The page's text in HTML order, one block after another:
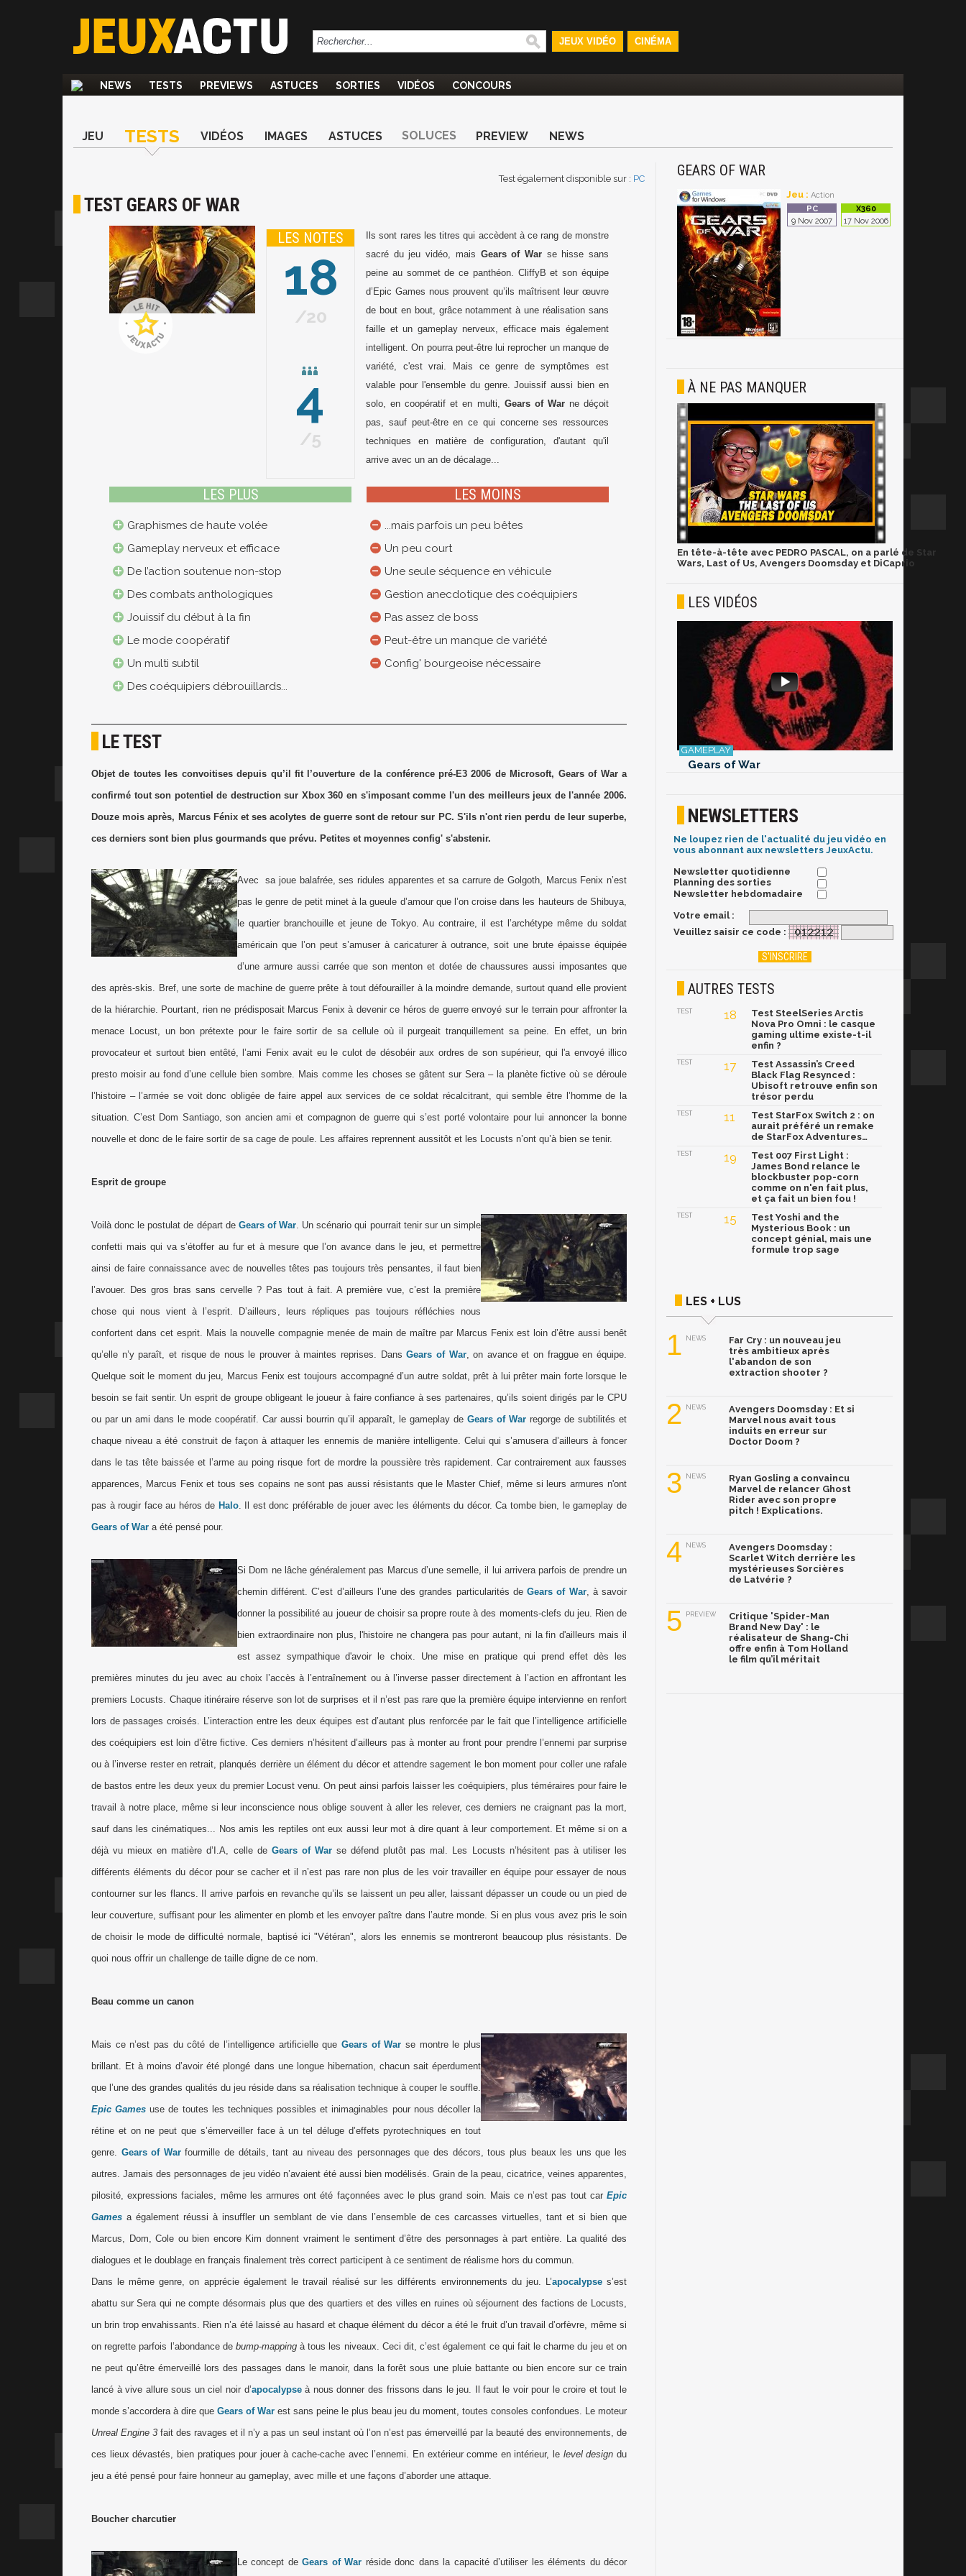
JEUX VIDÉO CINÉMA
NEWS TESTS PREVIEWS ASTUCES SORTIES VIDÉOS CONCOURS
JEU TESTS VIDÉOS IMAGES ASTUCES SOLUCES PREVIEW NEWS
Test également disponible sur : PC
TEST GEARS OF WAR
LES NOTES
18
20
4
5
Ils sont rares les titres qui accèdent à ce rang de monstre
sacré du jeu vidéo, mais Gears of Warse hisse sans
peine au sommet de ce panthéon. CliffyB et son équipe
d’Epic Games nous prouvent qu’ils maîtrisent leur œuvre
de bout en bout, grâce notamment à une réalisation sans
faille et un gameplay nerveux, efficace mais également
intelligent. On pourra peut-être lui reprocher un manque de
variété, c'est vrai. Mais ce genre de symptômes est
valable pour l'ensemble du genre. Jouissif aussi bien en
solo, en coopératif et en multi, Gears of Warne déçoit
pas, sauf peut-être en ce qui concerne ses ressources
techniques en matière de configuration, d'autant qu'il
arrive avec un an de décalage...
LES PLUS
Graphismes de haute volée
Gameplay nerveux et efficace
De l’action soutenue non-stop
Des combats anthologiques
Jouissif du début à la fin
Le mode coopératif
Un multi subtil
Des coéquipiers débrouillards...
LES MOINS
...mais parfois un peu bêtes
Un peu court
Une seule séquence en véhicule
Gestion anecdotique des coéquipiers
Pas assez de boss
Peut-être un manque de variété
Config' bourgeoise nécessaire
LE TEST
Objet de toutes les convoitises depuis qu’il fit l’ouverture de la conférence pré-E3 2006 de Microsoft, Gears of War a
confirmé tout son potentiel de destruction sur Xbox 360 en s'imposant comme l'un des meilleurs jeux de l'année 2006.
Douze mois après, Marcus Fénix et ses acolytes de guerre sont de retour sur PC. S'ils n'ont rien perdu de leur superbe,
ces derniers sont bien plus gourmands que prévu. Petites et moyennes config' s'abstenir.
Avec
sa joue balafrée, ses ridules apparentes et sa carrure de Golgoth, Marcus Fenix n’est
pas le genre de petit minet à la gueule d’amour que l’on croise dans les hauteurs de Shibuya,
le quartier branchouille et jeune de Tokyo. Au contraire, il est l’archétype même du soldat
américain que l’on peut s’amuser à caricaturer à outrance, soit une brute épaisse équipée
d’une armure aussi carrée que son menton et dotée de chaussures aussi imposantes que
des après-skis. Bref, une sorte de machine de guerre prête à tout défourailler à la moindre demande, surtout quand elle provient
de la hiérarchie. Pourtant, rien ne prédisposait Marcus Fenix à devenir ce héros de guerre envoyé sur le terrain pour affronter la
menace Locust, un bon prétexte pour le faire sortir de sa cellule où il purgeait tranquillement sa peine. En effet, un brin
provocateur et surtout bien entêté, l’ami Fenix avait eu le culot de désobéir aux ordres de son supérieur, qui l'a envoyé illico
presto moisir au fond d’une cellule bien sombre. Mais comme les choses se gâtent sur Sera – la planète fictive où se déroule
l’histoire – l’armée se voit donc obligée de faire appel aux services de ce soldat récalcitrant, qui semble être l’homme de la
situation. C’est Dom Santiago, son ancien ami et compagnon de guerre qui s’est porté volontaire pour lui annoncer la bonne
nouvelle et donc de le faire sortir de sa cage de poule. Les affaires reprennent aussitôt et les Locusts n’ont qu’à bien se tenir.
Esprit de groupe
Voilà donc le postulat de départ de Gears of War. Un scénario qui pourrait tenir sur un simple
confetti mais qui va s’étoffer au fur et à mesure que l’on avance dans le jeu, et permettre
ainsi de faire connaissance avec de nouvelles têtes pas toujours très pensantes, il faut bien
l’avouer. Des gros bras sans cervelle ? Pas tout à fait. A première vue, c’est la première
chose qui nous vient à l’esprit. D’ailleurs, leurs répliques pas toujours réfléchies nous
confortent dans cet esprit. Mais la nouvelle compagnie menée de main de maître par Marcus Fenix est loin d’être aussi benêt
qu’elle n’y paraît, et risque de nous le prouver à maintes reprises. DansGears of War, on avance et on fraggue en équipe.
Quelque soit le moment du jeu, Marcus Fenix est toujours accompagné d’un autre soldat, prêt à lui prêter main forte lorsque le
besoin se fait sentir. Un esprit de groupe obligeant le joueur à faire confiance à ses partenaires, qu’ils soient dirigés par le CPU
ou par un ami dans le mode coopératif. Car aussi bourrin qu’il apparaît, le gameplay de Gears of Warregorge de subtilités et
chaque niveau a été construit de façon à attaquer les ennemis de manière intelligente. Celui qui s’amusera d’ailleurs à foncer
dans le tas tête baissée et l’arme au poing risque fort de mordre la poussière très rapidement. Car contrairement aux fausses
apparences, Marcus Fenix et tous ses copains ne sont pas aussi résistants que le Master Chief, même si leurs armures n'ont
pas à rougir face au héros de Halo. Il est donc préférable de jouer avec les éléments du décor. Ca tombe bien, le gameplay de
Gears of War a été pensé pour.
Si Dom ne lâche généralement pas Marcus d’une semelle, il lui arrivera parfois de prendre un
chemin différent. C’est d’ailleurs l’une des grandes particularités deGears of War, à savoir
donner la possibilité au joueur de choisir sa propre route à des moments-clefs du jeu. Rien de
bien extraordinaire non plus, l'histoire ne changera pas pour autant, ni la fin d'ailleurs mais il
est assez sympathique d'avoir le choix. Une mise en pratique qui prend effet dès les
premières minutes du jeu avec au choix l’accès à l’entraînement ou à l’inverse passer directement à l’action en affrontant les
premiers Locusts. Chaque itinéraire réserve son lot de surprises et il n’est pas rare que la première équipe intervienne en renfort
lors de passages croisés. L’interaction entre les deux équipes est d’autant plus renforcée par le fait que l’intelligence artificielle
des coéquipiers est loin d’être fictive. Ces derniers n’hésitent d’ailleurs pas à monter au front pour prendre l’ennemi par surprise
ou à l’inverse rester en retrait, planqués derrière un élément du décor et attendre sagement le bon moment pour coller une rafale
de bastos entre les deux yeux du premier Locust venu. On peut ainsi parfois laisser les coéquipiers, plus téméraires pour faire le
travail à notre place, même si leur inconscience nous oblige souvent à aller les relever, ces derniers ne craignant pas la mort,
sauf dans les cinématiques... Nos amis les reptiles ont eux aussi leur mot à dire quant à leur comportement. Et même si on a
déjà vu mieux en matière d’I.A, celle de Gears of Warse défend plutôt pas mal. Les Locusts n’hésitent pas à utiliser les
différents éléments du décor pour se cacher et il n’est pas rare non plus de les voir travailler en équipe pour essayer de nous
contourner sur les flancs. Il arrive parfois en revanche qu’ils se laissent un peu aller, laissant dépasser un coude ou un pied de
leur couverture, suffisant pour les alimenter en plomb et les envoyer paître dans l’autre monde. Si en plus vous avez pris le soin
de choisir le mode de difficulté normale, baptisé ici "Vétéran", alors les ennemis se montreront beaucoup plus résistants. De
quoi nous offrir un challenge de taille digne de ce nom.
Beau comme un canon
Mais ce n’est pas du côté de l’intelligence artificielle que Gears of War se montre le plus
brillant. Et à moins d’avoir été plongé dans une longue hibernation, chacun sait éperdument
que l’une des grandes qualités du jeu réside dans sa réalisation technique à couper le souffle.
Epic Games use de toutes les techniques possibles et inimaginables pour nous décoller la
rétine et on ne peut que s’émerveiller face à un tel déluge d’effets pyrotechniques en tout
genre. Gears of Warfourmille de détails, tant au niveau des personnages que des décors, tous plus beaux les uns que les
autres. Jamais des personnages de jeu vidéo n’avaient été aussi bien modélisés. Grain de la peau, cicatrice, veines apparentes,
pilosité, expressions faciales, même les armures ont été façonnées avec le plus grand soin. Mais ce n’est pas tout car Epic
Games a également réussi à insuffler un semblant de vie dans l’ensemble de ces carcasses virtuelles, tant et si bien que
Marcus, Dom, Cole ou bien encore Kim donnent vraiment le sentiment d’être des personnages à part entière. La qualité des
dialogues et le doublage en français finalement très correct participent à ce sentiment de réalisme hors du commun.
Dans le même genre, on apprécie également le travail réalisé sur les différents environnements du jeu. L’apocalypses’est
abattu sur Sera qui ne compte désormais plus que des quartiers et des villes en ruines où séjournent des factions de Locusts,
un brin trop envahissants. Rien n’a été laissé au hasard et chaque élément du décor a été le fruit d’un travail d’orfèvre, même si
on regrette parfois l’abondance de bump-mappingà tous les niveaux. Ceci dit, c’est également ce qui fait le charme du jeu et on
ne peut qu’être émerveillé lors des passages dans le manoir, dans la forêt sous une pluie battante ou bien encore sur ce train
lancé à vive allure sous un ciel noir d’apocalypseà nous donner des frissons dans le jeu. Il faut le voir pour le croire et tout le
monde s’accordera à dire que Gears of War est sans peine le plus beau jeu du moment, toutes consoles confondues. Le moteur
Unreal Engine 3 fait des ravages et il n’y a pas un seul instant où l’on n’est pas émerveillé par la beauté des environnements, de
ces lieux dévastés, bien pratiques pour jouer à cache-cache avec l’ennemi. En extérieur comme en intérieur, le level design du
jeu a été pensé pour faire honneur au gameplay, avec mille et une façons d’aborder une attaque.
Boucher charcutier
Le concept deGears of War réside donc dans la capacité d’utiliser les éléments du décor
GEARS OF WAR
Jeu : Action
9 Nov 2007 17 Nov 2006
À NE PAS MANQUER
En tête-à-tête avec PEDRO PASCAL, on a parlé de Star
Wars, Last of Us, Avengers Doomsday et DiCaprio
LES VIDÉOS
Gears of War
NEWSLETTERS
Ne loupez rien de l'actualité du jeu vidéo en
vous abonnant aux newsletters JeuxActu.
Newsletter quotidienne
Planning des sorties
Newsletter hebdomadaire
Votre email :
Veuillez saisir ce code :
AUTRES TESTS
TEST 18
Test SteelSeries Arctis
Nova Pro Omni : le casque
gaming ultime existe-t-il
enfin ?
TEST 17
Test Assassin’s Creed
Black Flag Resynced :
Ubisoft retrouve enfin son
trésor perdu
TEST 11
Test StarFox Switch 2 : on
aurait préféré un remake
de StarFox Adventures…
TEST 19
Test 007 First Light :
James Bond relance le
blockbuster pop-corn
comme on n'en fait plus,
et ça fait un bien fou !
TEST 15
Test Yoshi and the
Mysterious Book : un
concept génial, mais une
formule trop sage
LES + LUS
1 NEWS
Far Cry : un nouveau jeu
très ambitieux après
l'abandon de son
extraction shooter ?
2 NEWS
Avengers Doomsday : Et si
Marvel nous avait tous
induits en erreur sur
Doctor Doom ?
3 NEWS
Ryan Gosling a convaincu
Marvel de relancer Ghost
Rider avec son propre
pitch ! Explications.
4 NEWS
Avengers Doomsday :
Scarlet Witch derrière les
mystérieuses Sorcières
de Latvérie ?
5 PREVIEW
Critique 'Spider-Man
Brand New Day' : le
réalisateur de Shang-Chi
offre enfin à Tom Holland
le film qu’il méritait